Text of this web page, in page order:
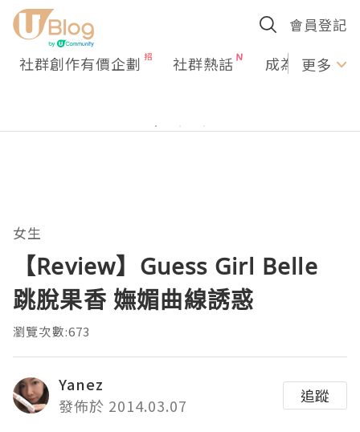
會員登記
社群創作有價企劃 社群熱話 成為U更多
女生
【Review】Guess Girl Belle
跳脫果香 嫵媚曲線誘惑
瀏覽次數:673
Yanez
發佈於 2014.03.07
追蹤